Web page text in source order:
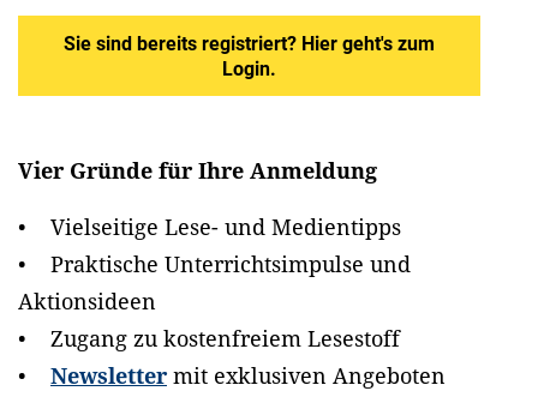
Sie sind bereits registriert? Hier geht's zum
Login.
Vier Gründe für Ihre Anmeldung
• Vielseitige Lese- und Medientipps
• Praktische Unterrichtsimpulse und
Aktionsideen
• Zugang zu kostenfreiem Lesestoff
• Newsletter mit exklusiven Angeboten